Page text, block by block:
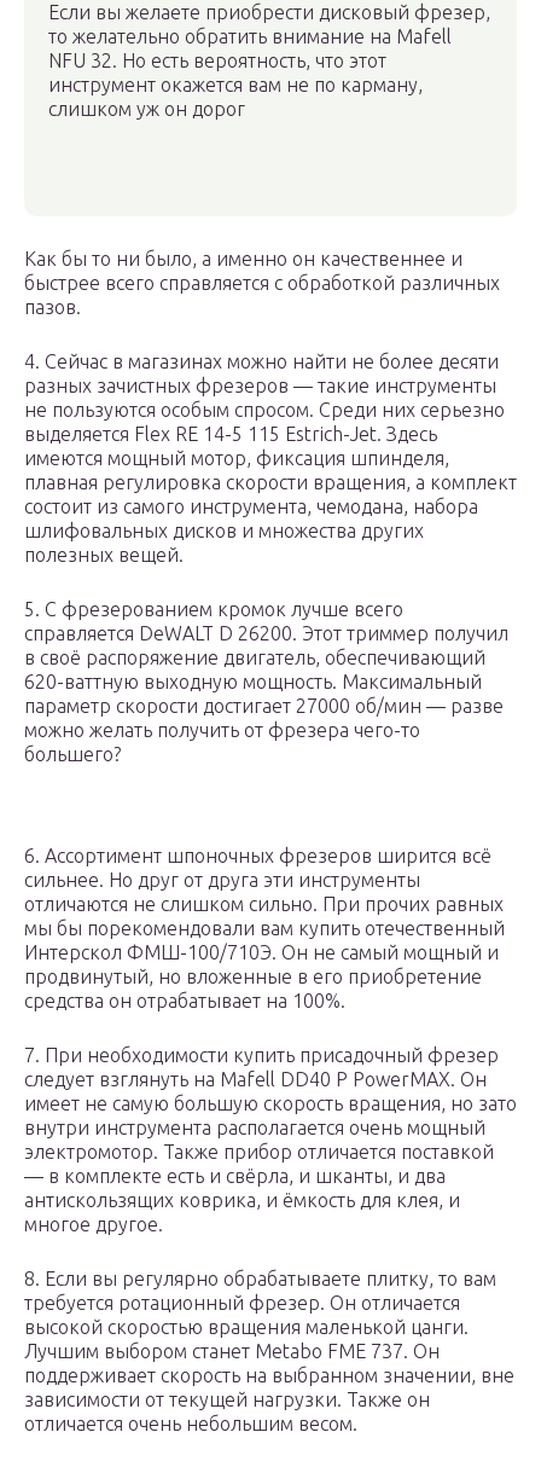
Если вы желаете приобрести дисковый фрезер,
то желательно обратить внимание на Mafell
NFU 32. Но есть вероятность, что этот
инструмент окажется вам не по карману,
слишком уж он дорог
Как бы то ни было, а именно он качественнее и
быстрее всего справляется с обработкой различных
пазов.
4. Сейчас в магазинах можно найти не более десяти
разных зачистных фрезеров — такие инструменты
не пользуются особым спросом. Среди них серьезно
выделяется Flex RE 14-5 115 Estrich-Jet. Здесь
имеются мощный мотор, фиксация шпинделя,
плавная регулировка скорости вращения, а комплект
состоит из самого инструмента, чемодана, набора
шлифовальных дисков и множества других
полезных вещей.
5. С фрезерованием кромок лучше всего
справляется DeWALT D 26200. Этот триммер получил
в своё распоряжение двигатель, обеспечивающий
620-ваттную выходную мощность. Максимальный
параметр скорости достигает 27000 об/мин — разве
можно желать получить от фрезера чего-то
большего?
6. Ассортимент шпоночных фрезеров ширится всё
сильнее. Но друг от друга эти инструменты
отличаются не слишком сильно. При прочих равных
мы бы порекомендовали вам купить отечественный
Интерскол ФМШ-100/710Э. Он не самый мощный и
продвинутый, но вложенные в его приобретение
средства он отрабатывает на 100%.
7. При необходимости купить присадочный фрезер
следует взглянуть на Mafell DD40 P PowerMAX. Он
имеет не самую большую скорость вращения, но зато
внутри инструмента располагается очень мощный
электромотор. Также прибор отличается поставкой
— в комплекте есть и свёрла, и шканты, и два
антискользящих коврика, и ёмкость для клея, и
многое другое.
8. Если вы регулярно обрабатываете плитку, то вам
требуется ротационный фрезер. Он отличается
высокой скоростью вращения маленькой цанги.
Лучшим выбором станет Metabo FME 737. Он
поддерживает скорость на выбранном значении, вне
зависимости от текущей нагрузки. Также он
отличается очень небольшим весом.